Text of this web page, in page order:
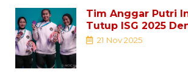
Tim Anggar Putri
Tutup ISG 2025
21 Nov 2025